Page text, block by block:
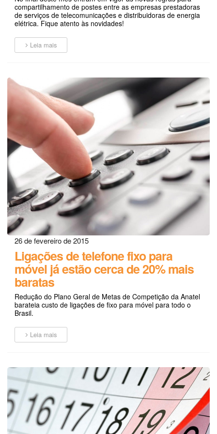
compartilhamento de postes entre as empresas prestadoras
de serviços de telecomunicações e distribuidoras de energia
elétrica. Fique atento às novidades!
Leia mais
26 de fevereiro de 2015
Ligações de telefone fixo para
móvel já estão cerca de 20% mais
baratas
Redução do Plano Geral de Metas de Competição da Anatel
barateia custo de ligações de fixo para móvel para todo o
Brasil.
Leia mais